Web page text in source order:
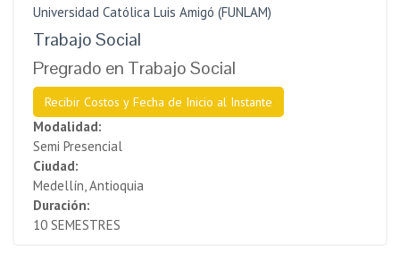
Universidad Católica Luis Amigó (FUNLAM)
Trabajo Social
Pregrado en Trabajo Social
Recibir Costos y Fecha de Inicio al Instante
Modalidad:
Semi Presencial
Ciudad:
Medellín, Antioquia
Duración:
10 SEMESTRES